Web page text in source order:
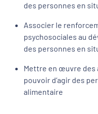
des personnes en
Associer le
psychosociales au
des personnes en
Mettre en œuvre des
pouvoir d’agir des
alimentaire